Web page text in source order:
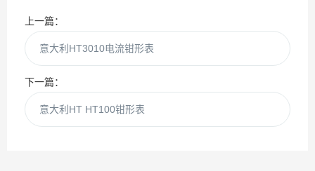
上一篇：
意大利HT3010电流钳形表
下一篇：
意大利HT HT100钳形表